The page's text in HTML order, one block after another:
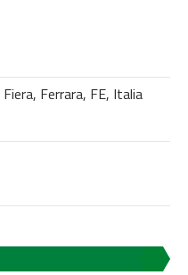
Ferrara, FE, Italia